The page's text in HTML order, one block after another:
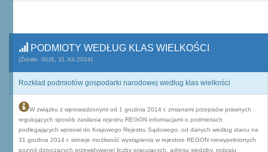
PODMIOTY WEDŁUG KLAS WIELKOŚCI
(Źródło: GUS, 31.XII.2024)
Rozkład podmiotów gospodarki narodowej według klas wielkości
W związku z wprowadzonymi od 1 grudnia 2014 r. zmianami przepisów prawnych
regulujących sposób zasilania rejestru REGON informacjami o podmiotach
podlegających wpisowi do Krajowego Rejestru Sądowego, od danych według stanu na
31 grudnia 2014 r. istnieje możliwość wystąpienia w rejestrze REGON niewypełnionych
pozycji dotyczących przewidywanej liczby pracujących, adresu siedziby, rodzaju